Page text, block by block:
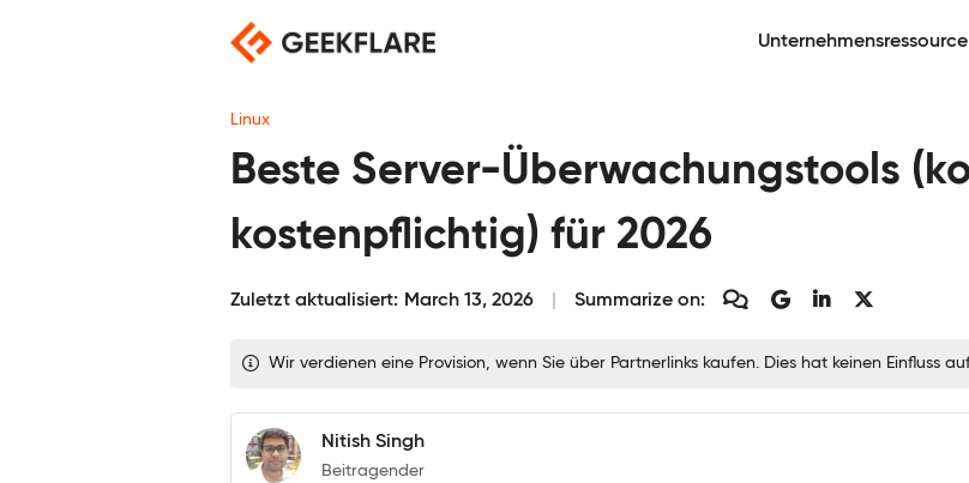
Linux
Beste Server-Überwachungstools
kostenpflichtig) für 2026
Zuletzt aktualisiert: March 13, 2026 Summarize on:
Wir verdienen eine Provision, wenn Sie über Partnerlinks kaufen. Dies hat keinen Einfluss
Nitish Singh
Beitragender